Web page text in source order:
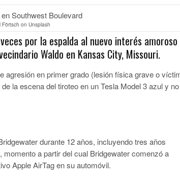
on Unsplash
por la espalda al nuevo interés amoroso
Waldo en Kansas City, Missouri.
agresión en primer grado (lesión física grave o
la escena del tiroteo en un Tesla Model 3 azul y no
durante 12 años, incluyendo tres años
a partir del cual Bridgewater comenzó a
Apple AirTag en su automóvil.